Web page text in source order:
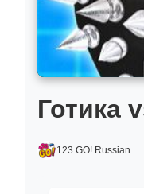
Готика
123 GO! Russian